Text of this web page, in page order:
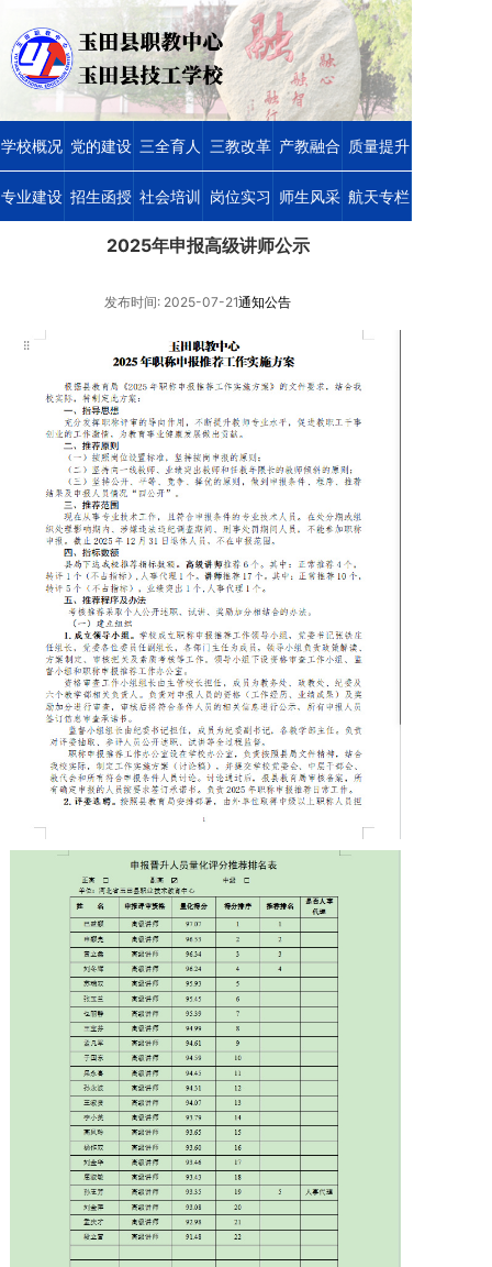
学校概况 党的建设 三全育人 三教改革 产教融合 质量提升
专业建设 招生函授 社会培训 岗位实习 师生风采 航天专栏
2025年申报高级讲师公示
通知公告
发布时间: 2025-07-21